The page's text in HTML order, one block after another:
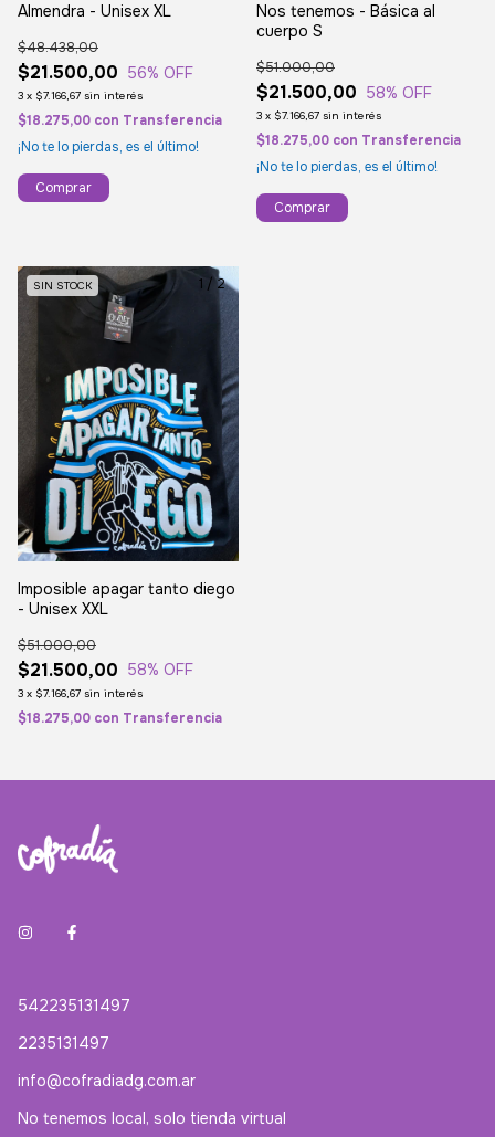
Almendra - Unisex XL
$21.500,00
$48.438,00
56% OFF
3 x $7.166,67 sin interés
$18.275,00 con Transferencia
¡No te lo pierdas, es el último!
Comprar
Nos tenemos - Básica al
cuerpo S
$21.500,00
$51.000,00
58% OFF
3 x $7.166,67 sin interés
$18.275,00 con Transferencia
¡No te lo pierdas, es el último!
Comprar
1 / 2
SIN STOCK
Imposible apagar tanto diego
- Unisex XXL
$21.500,00
$51.000,00
58% OFF
3 x $7.166,67 sin interés
$18.275,00 con Transferencia
542235131497
2235131497
info@cofradiadg.com.ar
No tenemos local, solo tienda virtual